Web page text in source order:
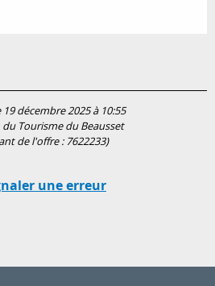
décembre 2025 à 10:55
Tourisme du Beausset
de l'offre : 7622233)
une erreur